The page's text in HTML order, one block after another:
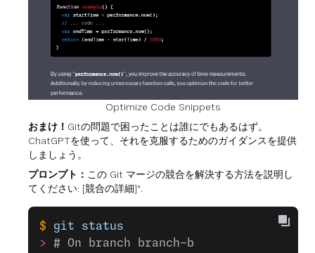
Optimize Code Snippets
おまけ！ Gitの問題で困ったことは誰にでもあるはず。
ChatGPTを使って、それを克服するためのガイダンスを提供
しましょう。
プロンプト： この Git マージの競合を解決する方法を説明し
てください: [競合の詳細]".
$ git status
> # On branch branch-b